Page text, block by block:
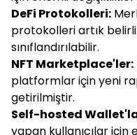
DeFi Protokolleri:
protokolleri artık
sınıflandırılabilir.
NFT Marketplace'ler:
platformlar için yeni
getirilmiştir.
Self-hosted
yapan kullanıcılar için